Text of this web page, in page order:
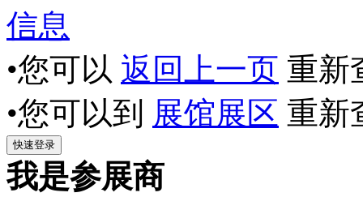
信息
•您可以 返回上一页 重新
•您可以到 展馆展区 重新
我是参展商